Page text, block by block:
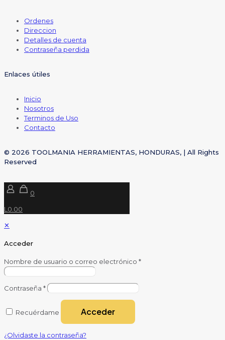
Ordenes
Direccion
Detalles de cuenta
Contraseña perdida
Enlaces útiles
Inicio
Nosotros
Terminos de Uso
Contacto
© 2026 TOOLMANIA HERRAMIENTAS, HONDURAS, | All Rights
Reserved
0
L0.00
✕
Acceder
Nombre de usuario o correo electrónico *
Contraseña *
Recuérdame Acceder
¿Olvidaste la contraseña?